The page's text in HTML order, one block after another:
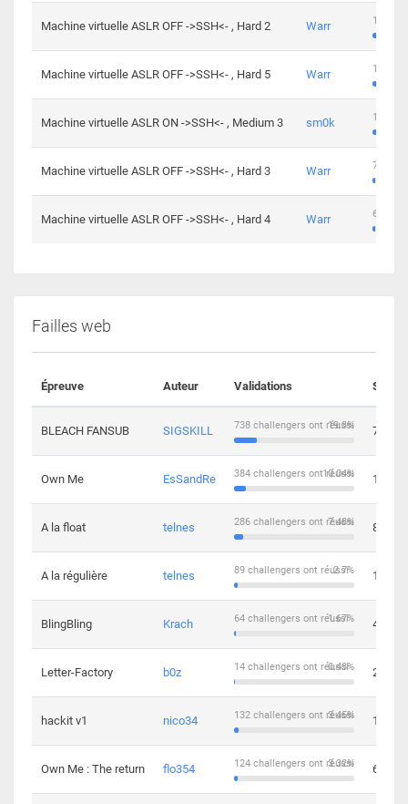
Machine virtuelle ASLR OFF ->SSH<- , Hard 2 Warr 176
Machine virtuelle ASLR OFF ->SSH<- , Hard 5 Warr 115
Machine virtuelle ASLR ON ->SSH<- , Medium 3 sm0k 115
Machine virtuelle ASLR OFF ->SSH<- , Hard 3 Warr 76
Machine virtuelle ASLR OFF ->SSH<- , Hard 4 Warr 63
Failles web
Épreuve Auteur Validations
BLEACH FANSUB SIGSKILL 19.3%
738 challengers ont réussi 7
Own Me EsSandRe 10.04%
384 challengers ont réussi 13
A la float telnes 7.48%
286 challengers ont réussi 8
A la régulière telnes 2.7%
89 challengers ont réussi 10
BlingBling Krach 1.67%
64 challengers ont réussi 4
Letter-Factory b0z 0.43%
14 challengers ont réussi 2
hackit v1 nico34 3.45%
132 challengers ont réussi 12
Own Me : The return flo354 3.32%
124 challengers ont réussi 6